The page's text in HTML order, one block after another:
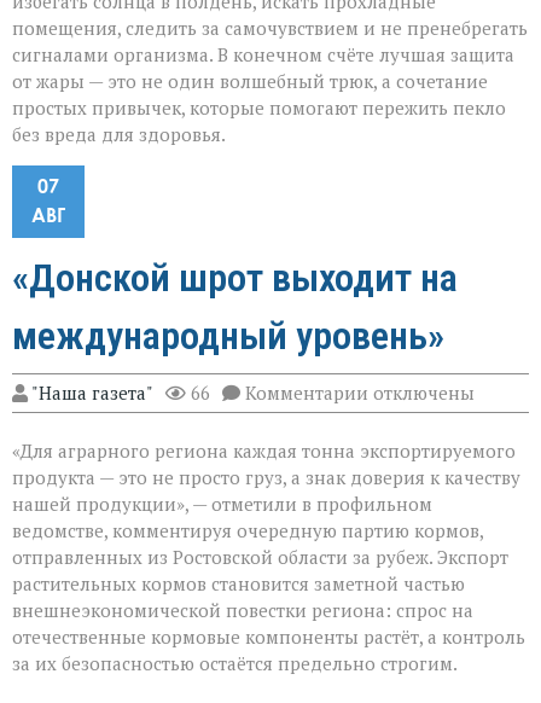
помещения, следить за самочувствием и не пренебрегать
сигналами организма. В конечном счёте лучшая защита
от жары — это не один волшебный трюк, а сочетание
простых привычек, которые помогают пережить пекло
без вреда для здоровья.
07
АВГ
«Донской шрот выходит на
международный уровень»
"Наша газета" 66 Комментарии к
записи
шрот
выходит
международный
уровень»
отключены
«Для аграрного региона каждая тонна экспортируемого
продукта — это не просто груз, а знак доверия к качеству
нашей продукции», — отметили в профильном
ведомстве, комментируя очередную партию кормов,
отправленных из Ростовской области за рубеж. Экспорт
растительных кормов становится заметной частью
внешнеэкономической повестки региона: спрос на
отечественные кормовые компоненты растёт, а контроль
за их безопасностью остаётся предельно строгим.